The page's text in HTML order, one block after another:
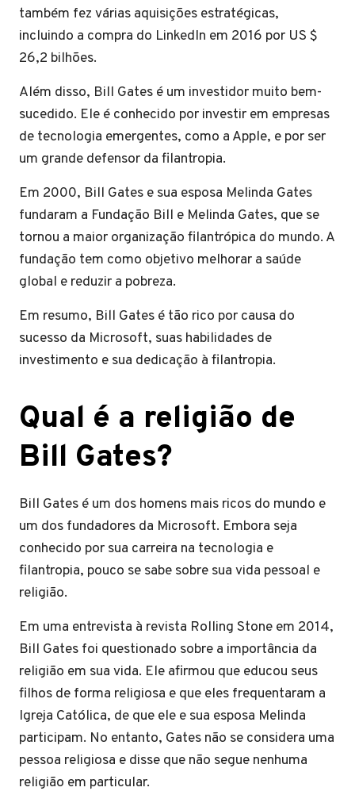
também fez várias aquisições estratégicas,
incluindo a compra do LinkedIn em 2016 por US $
26,2 bilhões.
Além disso, Bill Gates é um investidor muito bem-
sucedido. Ele é conhecido por investir em empresas
de tecnologia emergentes, como a Apple, e por ser
um grande defensor da filantropia.
Em 2000, Bill Gates e sua esposa Melinda Gates
fundaram a Fundação Bill e Melinda Gates, que se
tornou a maior organização filantrópica do mundo. A
fundação tem como objetivo melhorar a saúde
global e reduzir a pobreza.
Em resumo, Bill Gates é tão rico por causa do
sucesso da Microsoft, suas habilidades de
investimento e sua dedicação à filantropia.
Qual é a religião de
Bill Gates?
Bill Gates é um dos homens mais ricos do mundo e
um dos fundadores da Microsoft. Embora seja
conhecido por sua carreira na tecnologia e
filantropia, pouco se sabe sobre sua vida pessoal e
religião.
Em uma entrevista à revista Rolling Stone em 2014,
Bill Gates foi questionado sobre a importância da
religião em sua vida. Ele afirmou que educou seus
filhos de forma religiosa e que eles frequentaram a
Igreja Católica, de que ele e sua esposa Melinda
participam. No entanto, Gates não se considera uma
pessoa religiosa e disse que não segue nenhuma
religião em particular.